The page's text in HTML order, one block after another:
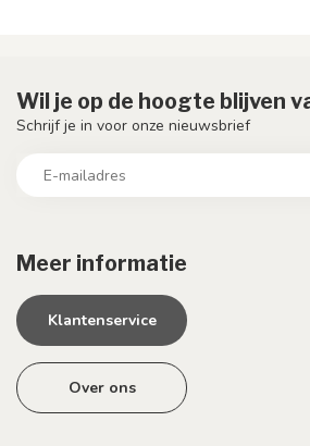
Meer informatie
Klantenservice
Over ons
Wil je op de hoogte blijven
Schrijf je in voor onze nieuwsbrief